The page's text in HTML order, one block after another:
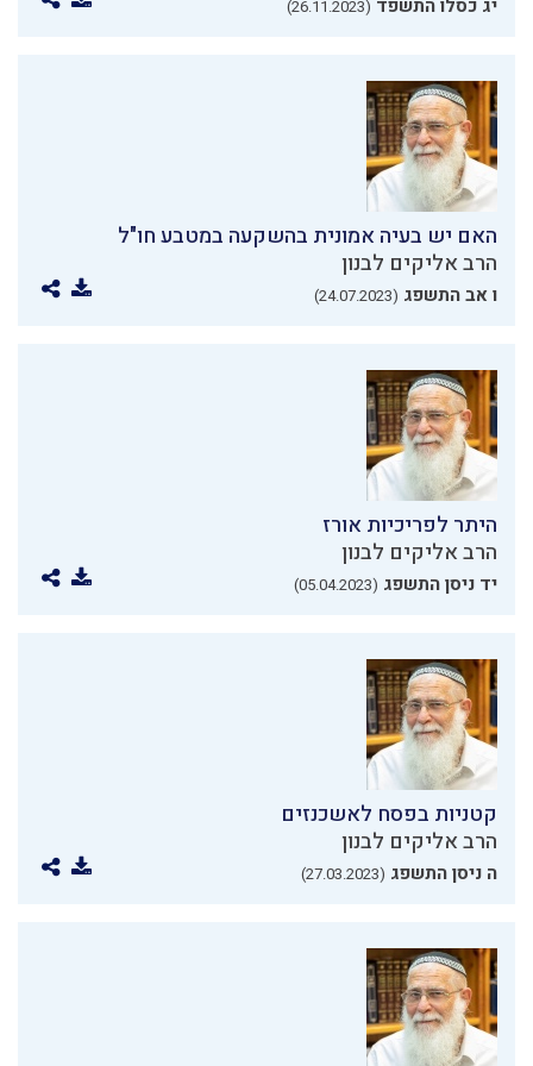
יג כסלו התשפד (26.11.2023)
האם יש בעיה אמונית בהשקעה במטבע חו"ל
הרב אליקים לבנון
ו אב התשפג (24.07.2023)
היתר לפריכיות אורז
הרב אליקים לבנון
יד ניסן התשפג (05.04.2023)
קטניות בפסח לאשכנזים
הרב אליקים לבנון
ה ניסן התשפג (27.03.2023)